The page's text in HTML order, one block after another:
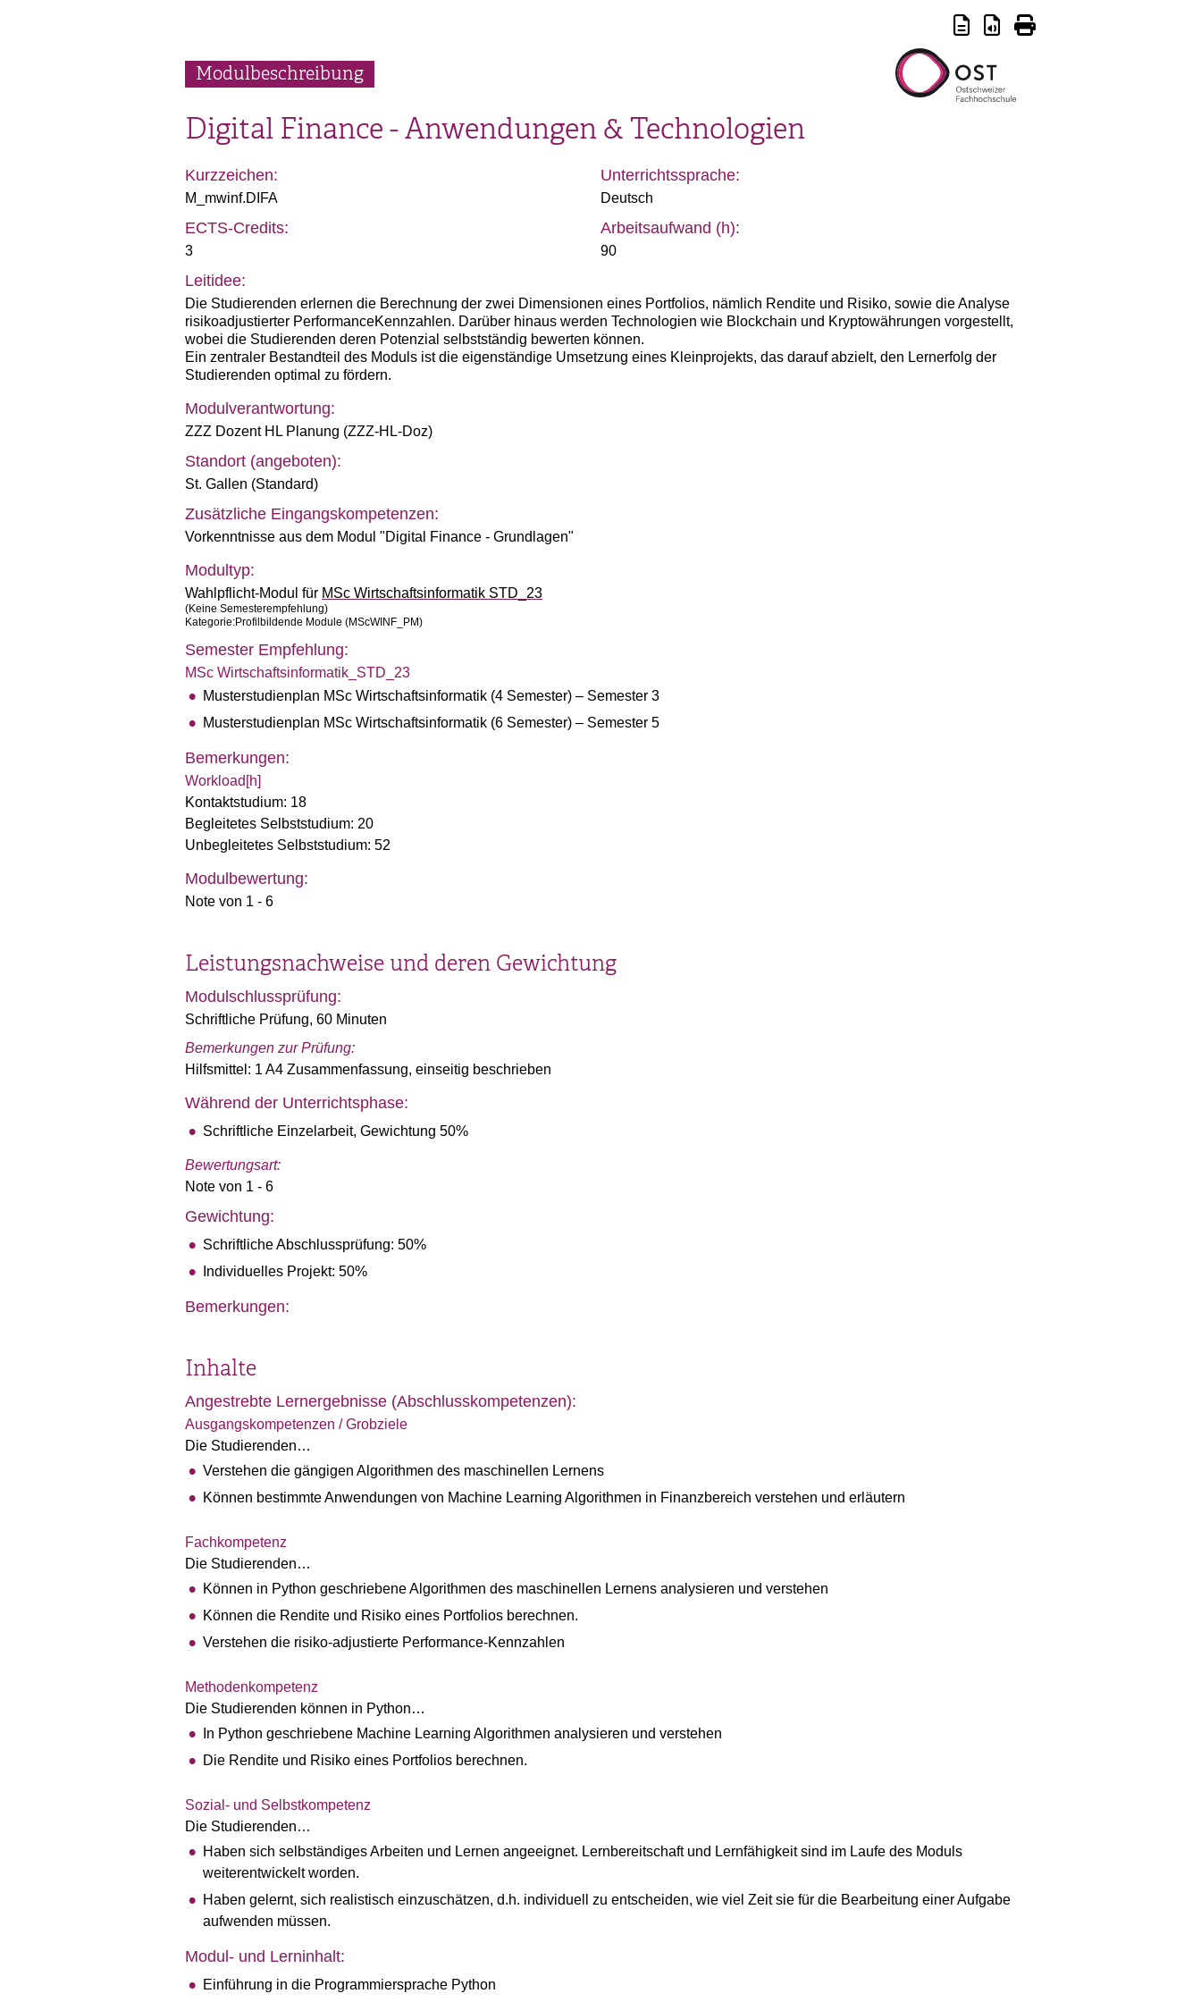
Modulbeschreibung
Digital Finance - Anwendungen & Technologien
Kurzzeichen:
M_mwinf.DIFA
Unterrichtssprache:
Deutsch
ECTS-Credits:
3
Arbeitsaufwand (h):
90
Leitidee:
Die Studierenden erlernen die Berechnung der zwei Dimensionen eines Portfolios, nämlich Rendite und Risiko, sowie die Analyse
risikoadjustierter PerformanceKennzahlen. Darüber hinaus werden Technologien wie Blockchain und Kryptowährungen vorgestellt,
wobei die Studierenden deren Potenzial selbstständig bewerten können.
Ein zentraler Bestandteil des Moduls ist die eigenständige Umsetzung eines Kleinprojekts, das darauf abzielt, den Lernerfolg der
Studierenden optimal zu fördern.
Modulverantwortung:
ZZZ Dozent HL Planung (ZZZ-HL-Doz)
Standort (angeboten):
St. Gallen (Standard)
Zusätzliche Eingangskompetenzen:
Vorkenntnisse aus dem Modul "Digital Finance - Grundlagen"
Modultyp:
Wahlpflicht-Modul für MSc Wirtschaftsinformatik STD_23
(Keine Semesterempfehlung)
Kategorie:Profilbildende Module (MScWINF_PM)
Semester Empfehlung:
MSc Wirtschaftsinformatik_STD_23
Musterstudienplan MSc Wirtschaftsinformatik (4 Semester) – Semester 3
Musterstudienplan MSc Wirtschaftsinformatik (6 Semester) – Semester 5
Bemerkungen:
Workload[h]
Kontaktstudium: 18
Begleitetes Selbststudium: 20
Unbegleitetes Selbststudium: 52
Modulbewertung:
Note von 1 - 6
Leistungsnachweise und deren Gewichtung
Modulschlussprüfung:
Schriftliche Prüfung, 60 Minuten
Bemerkungen zur Prüfung:
Hilfsmittel: 1 A4 Zusammenfassung, einseitig beschrieben
Während der Unterrichtsphase:
Schriftliche Einzelarbeit, Gewichtung 50%
Bewertungsart:
Note von 1 - 6
Gewichtung:
Schriftliche Abschlussprüfung: 50%
Individuelles Projekt: 50%
Bemerkungen:
Inhalte
Angestrebte Lernergebnisse (Abschlusskompetenzen):
Ausgangskompetenzen / Grobziele
Die Studierenden…
Verstehen die gängigen Algorithmen des maschinellen Lernens
Können bestimmte Anwendungen von Machine Learning Algorithmen in Finanzbereich verstehen und erläutern
Fachkompetenz
Die Studierenden…
Können in Python geschriebene Algorithmen des maschinellen Lernens analysieren und verstehen
Können die Rendite und Risiko eines Portfolios berechnen.
Verstehen die risiko-adjustierte Performance-Kennzahlen
Methodenkompetenz
Die Studierenden können in Python…
In Python geschriebene Machine Learning Algorithmen analysieren und verstehen
Die Rendite und Risiko eines Portfolios berechnen.
Sozial- und Selbstkompetenz
Die Studierenden…
Haben sich selbständiges Arbeiten und Lernen angeeignet. Lernbereitschaft und Lernfähigkeit sind im Laufe des Moduls
weiterentwickelt worden.
Haben gelernt, sich realistisch einzuschätzen, d.h. individuell zu entscheiden, wie viel Zeit sie für die Bearbeitung einer Aufgabe
aufwenden müssen.
Modul- und Lerninhalt:
Einführung in die Programmiersprache Python